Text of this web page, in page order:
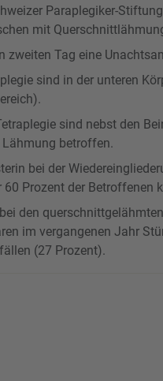
Paraplegiker-
mit
zweiten Tag eine
sind in der unteren
sind nebst den
betroffen.
bei der
Prozent der Betroffenen
den
im vergangenen Jahr
(27 Prozent).